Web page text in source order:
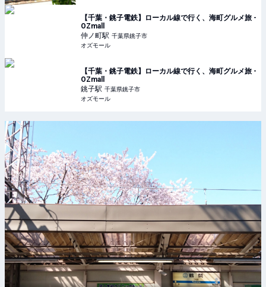
【千葉・銚子電鉄】ローカル線で行く、海町グルメ旅 -
OZmall
仲ノ町駅 千葉県銚子市
オズモール
【千葉・銚子電鉄】ローカル線で行く、海町グルメ旅 -
OZmall
銚子駅 千葉県銚子市
オズモール